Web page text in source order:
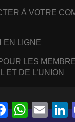
À VOTRE
EN LIGNE
LES
ET DE L’UNION
FacebookWhatsAppEmail